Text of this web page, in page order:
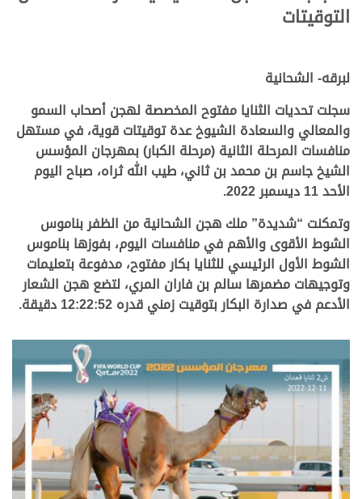
التوقيتات
لبرقه- الشحانية
سجلت تحديات الثنايا مفتوح المخصصة لهجن أصحاب السمو
والمعالي والسعادة الشيوخ عدة توقيتات قوية، في مستهل
منافسات المرحلة الثانية (مرحلة الكبار) بمهرجان المؤسس
الشيخ جاسم بن محمد بن ثاني، طيب الله ثراه، صباح اليوم
الأحد 11 ديسمبر 2022.
وتمكنت “شديدة” ملك هجن الشحانية من الظفر بناموس
الشوط الأقوى والأهم في منافسات اليوم، بفوزها بناموس
الشوط الأول الرئيسي للثنايا بكار مفتوح، مدفوعة بتعليمات
وتوجيهات مضمرها سالم بن فاران المري، لتضع هجن الشعار
الأدعم في صدارة البكار بتوقيت زمني قدره 12:22:52 دقيقة.